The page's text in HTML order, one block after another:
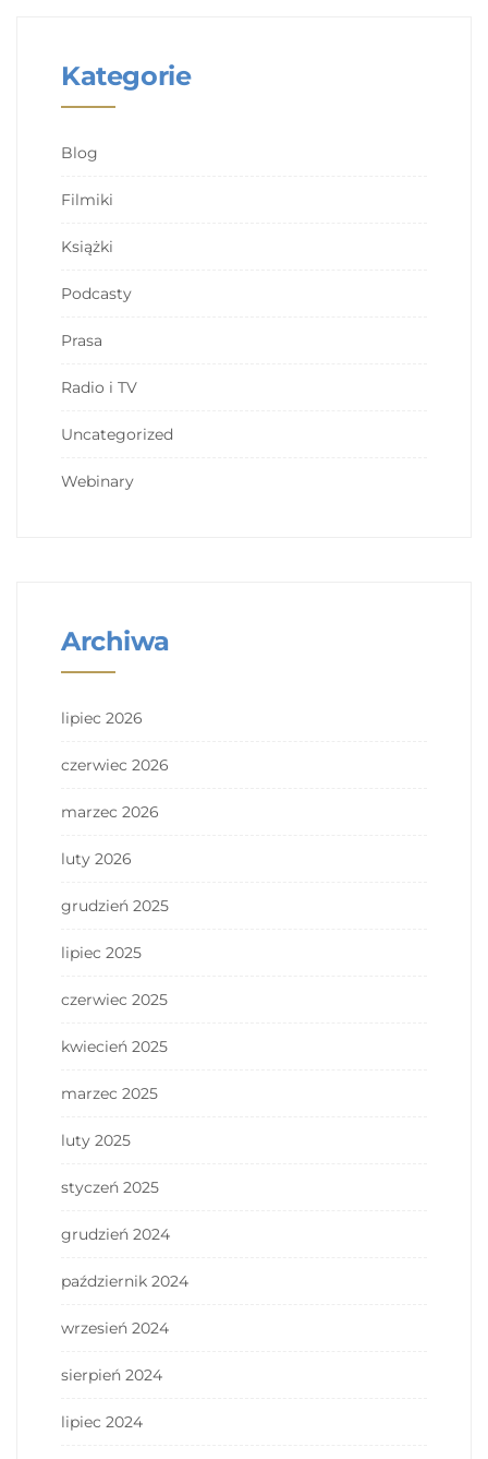
Kategorie
Blog
Filmiki
Książki
Podcasty
Prasa
Radio i TV
Uncategorized
Webinary
Archiwa
lipiec 2026
czerwiec 2026
marzec 2026
luty 2026
grudzień 2025
lipiec 2025
czerwiec 2025
kwiecień 2025
marzec 2025
luty 2025
styczeń 2025
grudzień 2024
październik 2024
wrzesień 2024
sierpień 2024
lipiec 2024